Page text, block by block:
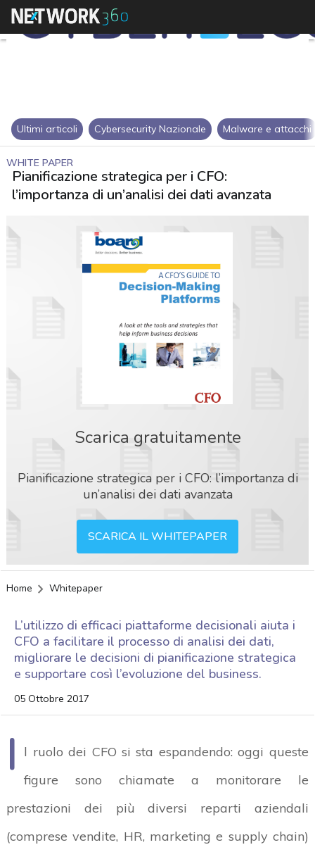
Ultimi articoli Cybersecurity Nazionale Malware e attacchi
WHITE PAPER
Pianificazione strategica per i CFO:
l’importanza di un’analisi dei dati avanzata
Scarica gratuitamente
Pianificazione strategica per i CFO: l’importanza di
un’analisi dei dati avanzata
SCARICA IL WHITEPAPER
Home Whitepaper
L’utilizzo di efficaci piattaforme decisionali aiuta i
CFO a facilitare il processo di analisi dei dati,
migliorare le decisioni di pianificazione strategica
e supportare così l’evoluzione del business.
05 Ottobre 2017
I
l ruolo dei CFO si sta espandendo: oggi queste
figure sono chiamate a monitorare le
prestazioni dei più diversi reparti aziendali
(comprese vendite, HR, marketing e supply chain)